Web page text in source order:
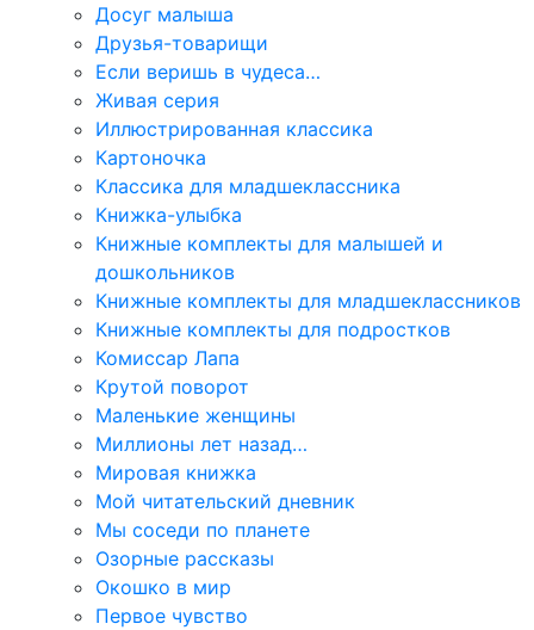
Досуг малыша
Друзья-товарищи
Если веришь в чудеса…
Живая серия
Иллюстрированная классика
Картоночка
Классика для младшеклассника
Книжка-улыбка
Книжные комплекты для малышей и
дошкольников
Книжные комплекты для младшеклассников
Книжные комплекты для подростков
Комиссар Лапа
Крутой поворот
Маленькие женщины
Миллионы лет назад…
Мировая книжка
Мой читательский дневник
Мы соседи по планете
Озорные рассказы
Окошко в мир
Первое чувство